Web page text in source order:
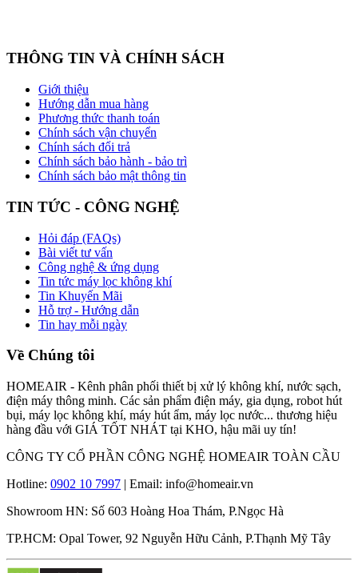
THÔNG TIN VÀ CHÍNH SÁCH
Giới thiệu
Hướng dẫn mua hàng
Phương thức thanh toán
Chính sách vận chuyển
Chính sách đổi trả
Chính sách bảo hành - bảo trì
Chính sách bảo mật thông tin
TIN TỨC - CÔNG NGHỆ
Hỏi đáp (FAQs)
Bài viết tư vấn
Công nghệ & ứng dụng
Tin tức máy lọc không khí
Tin Khuyến Mãi
Hỗ trợ - Hướng dẫn
Tin hay mỗi ngày
Về Chúng tôi
HOMEAIR - Kênh phân phối thiết bị xử lý không khí, nước sạch,
điện máy thông minh. Các sản phẩm điện máy, gia dụng, robot hút
bụi, máy lọc không khí, máy hút ẩm, máy lọc nước... thương hiệu
hàng đầu với GIÁ TỐT NHÁT tại KHO, hậu mãi uy tín!
CÔNG TY CỔ PHẦN CÔNG NGHỆ HOMEAIR TOÀN CẦU
Hotline: 0902 10 7997 | Email: info@homeair.vn
Showroom HN: Số 603 Hoàng Hoa Thám, P.Ngọc Hà
TP.HCM: Opal Tower, 92 Nguyễn Hữu Cảnh, P.Thạnh Mỹ Tây